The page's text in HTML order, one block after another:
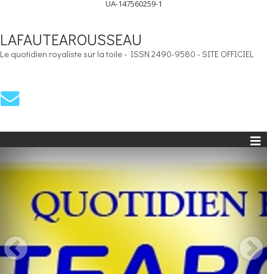
UA-147560259-1
LAFAUTEAROUSSEAU
Le quotidien royaliste sur la toile - ISSN 2490-9580 - SITE OFFICIEL